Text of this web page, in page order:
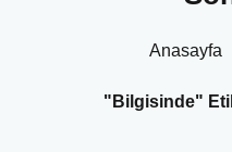
Anasayfa
"Bilgisinde"